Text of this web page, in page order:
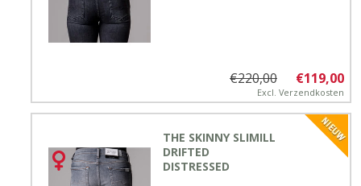
€119,00
€220,00
Excl. Verzendkosten
THE SKINNY SLIMILL
DRIFTED
DISTRESSED